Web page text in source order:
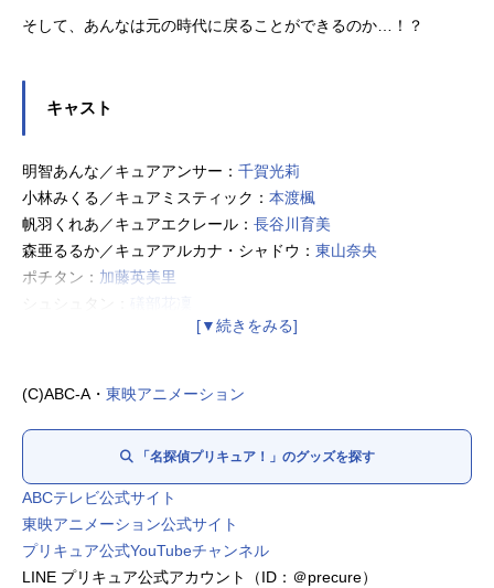
そして、あんなは元の時代に戻ることができるのか…！？
キャスト
明智あんな／キュアアンサー： 千賀光莉
小林みくる／キュアミスティック： 本渡楓
帆羽くれあ／キュアエクレール： 長谷川育美
森亜るるか／キュアアルカナ・シャドウ： 東山奈央
ポチタン： 加藤英美里
シュシュタン：
松岡禎丞
ゴウエモン：石川栄一
ウソノワール：日野聡
来栖エリザ：明智璃子
金田れい：
Lynn
家入しるく： 村上奈津実
(C)ABC-A・ 東映アニメーション
「名探偵プリキュア！」のグッズを探す
ABCテレビ公式サイト
東映アニメーション公式サイト
プリキュア公式YouTubeチャンネル
LINE プリキュア公式アカウント（ID：＠precure）